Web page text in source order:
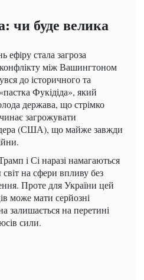
чи буде велика
стала загроза
конфлікту між Вашингтоном
до історичного та
Фукідіда», який
держава, що стрімко
загрожувати
(США), що майже завжди
і Сі наразі намагаються
світ на сфери впливу без
Проте для України цей
може мати серйозні
залишається на перетині
сили.